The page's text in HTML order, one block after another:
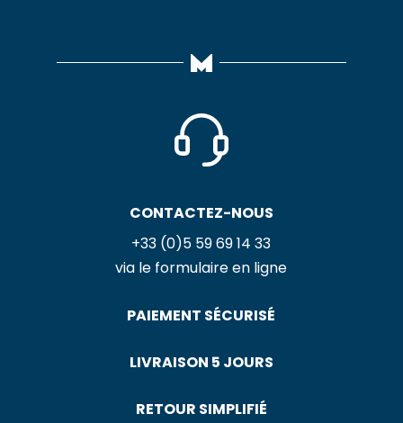
CONTACTEZ-NOUS
+33 (0)5 59 69 14 33
via le formulaire en ligne
PAIEMENT SÉCURISÉ
LIVRAISON 5 JOURS
RETOUR SIMPLIFIÉ